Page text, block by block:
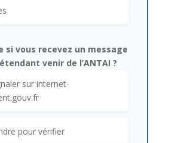
si vous recevez un message
venir de l’ANTAI ?
sur internet-
pour vérifier